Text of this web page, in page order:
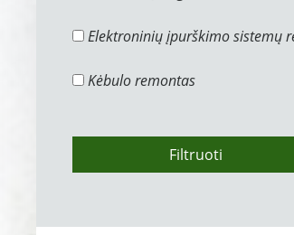
Elektroninių įpurškimo sistemų
Kėbulo remontas
Filtruoti